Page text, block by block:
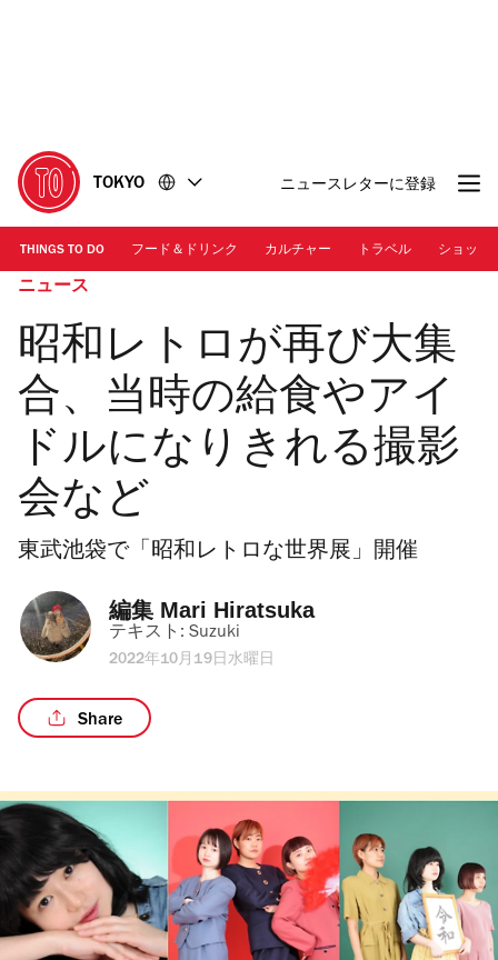
に
移
動
移
動
TOKYO ニュースレターに登録
THINGS TO DO フード＆ドリンク カルチャー トラベル ショッピ
ニュース
昭和レトロが再び大集
合、当時の給食やアイ
ドルになりきれる撮影
会など
東武池袋で「昭和レトロな世界展」開催
編集 Mari Hiratsuka
テキスト: Suzuki
2022年10月19日水曜日
Share